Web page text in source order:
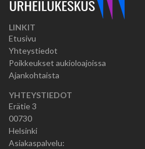
LINKIT
Etusivu
Yhteystiedot
Poikkeukset aukioloajoissa
Ajankohtaista
YHTEYSTIEDOT
Erätie 3
00730
Helsinki
Asiakaspalvelu: